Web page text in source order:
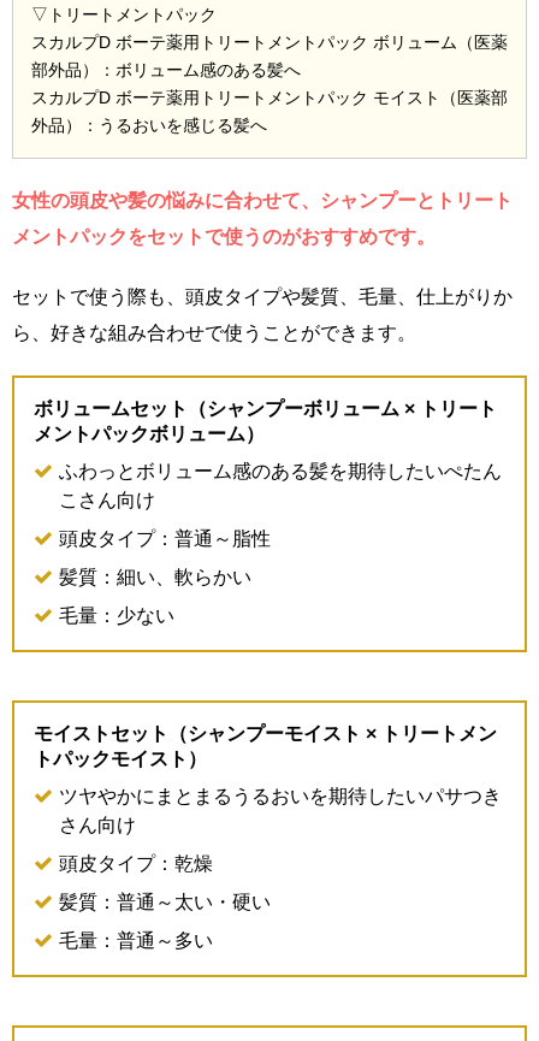
▽トリートメントパック
スカルプD ボーテ薬用トリートメントパック ボリューム（医薬
部外品）：ボリューム感のある髪へ
スカルプD ボーテ薬用トリートメントパック モイスト（医薬部
外品）：うるおいを感じる髪へ
女性の頭皮や髪の悩みに合わせて、シャンプーとトリート
メントパックをセットで使うのがおすすめです。
セットで使う際も、頭皮タイプや髪質、毛量、仕上がりか
ら、好きな組み合わせで使うことができます。
ボリュームセット（シャンプーボリューム × トリート
メントパックボリューム）
ふわっとボリューム感のある髪を期待したいぺたん
こさん向け
頭皮タイプ：普通～脂性
髪質：細い、軟らかい
毛量：少ない
モイストセット（シャンプーモイスト × トリートメン
トパックモイスト）
ツヤやかにまとまるうるおいを期待したいパサつき
さん向け
頭皮タイプ：乾燥
髪質：普通～太い・硬い
毛量：普通～多い